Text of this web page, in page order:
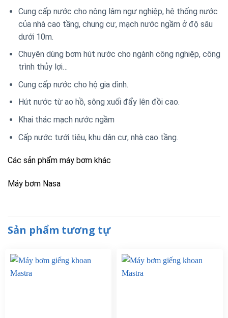
Cung cấp nước cho nông lâm ngư nghiệp, hệ thống nước
của nhà cao tầng, chung cư, mạch nước ngầm ở độ sâu
dưới 10m.
Chuyên dùng bơm hút nước cho ngành công nghiệp, công
trình thủy lợi…
Cung cấp nước cho hộ gia dình.
Hút nước từ ao hồ, sông xuối đẩy lên đồi cao.
Khai thác mạch nước ngầm
Cấp nước tưới tiêu, khu dân cư, nhà cao tầng.
Các sản phẩm máy bơm khác
Máy bơm Nasa
Sản phẩm tương tự